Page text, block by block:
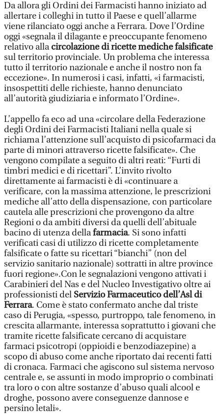
Da allora gli Ordini dei Farmacisti hanno iniziato ad
allertare i colleghi in tutto il Paese e quell’allarme
viene rilanciato oggi anche a Ferrara. Dove l’Ordine
oggi «segnala il dilagante e preoccupante fenomeno
relativo allacircolazione di ricette mediche falsificate
sul territorio provinciale. Un problema che interessa
tutto il territorio nazionale e anche il nostro non fa
eccezione». In numerosi i casi, infatti, «i farmacisti,
insospettiti delle richieste, hanno denunciato
all’autorità giudiziaria e informato l’Ordine».
L’appello fa eco ad una «circolare della Federazione
degli Ordini dei Farmacisti Italiani nella quale si
richiama l’attenzione sull’acquisto di psicofarmaci da
parte di minori attraverso ricette falsificate». Che
vengono compilate a seguito di altri reati: “Furti di
timbri medici e di ricettari”. L’invito rivolto
direttamente ai farmacisti è di «continuare a
verificare, con la massima attenzione, le prescrizioni
mediche all’atto della dispensazione, con particolare
cautela alle prescrizioni che provengono da altre
Regioni o da ambiti diversi da quelli dell’abituale
bacino di utenza dellafarmacia. Si sono infatti
verificati casi di utilizzo di ricette completamente
falsificate o fatte su ricettari “bianchi” (non del
servizio sanitario nazionale) sottratti in altre province
fuori regione».Con le segnalazioni vengono attivati i
Carabinieri del Nas e del Nucleo Investigativo oltre ai
professionisti del Servizio Farmaceutico dell’Asl di
Ferrara. Come è stato confermato anche dal triste
caso di Perugia, «spesso, purtroppo, tale fenomeno, in
crescita allarmante, interessa soprattutto i giovani che
tramite ricette falsificate cercano di acquistare
farmaci psicotropi (oppioidi e benzodiazepine) a
scopo di abuso come anche riportato dai recenti fatti
di cronaca. Farmaci che agiscono sul sistema nervoso
centrale e, se assunti in modo improprio o combinati
tra loro o con altre sostanze d’abuso quali alcool e
droghe, possono avere conseguenze dannose e
persino letali».